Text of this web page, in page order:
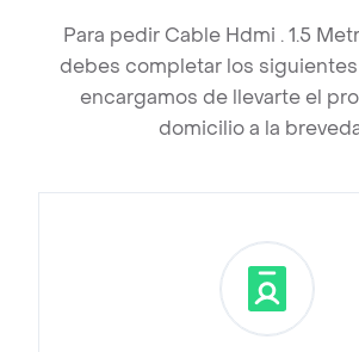
Para pedir Cable Hdmi . 1.5
debes completar los
encargamos de llevarte el
domicilio a la